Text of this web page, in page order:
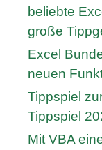
beliebte
große
Excel
neuen
Tippspiel
Tippspiel
Mit VBA